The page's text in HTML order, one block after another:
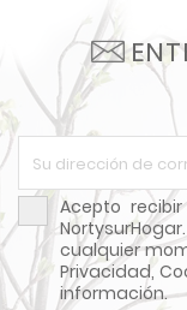
Acepto
cualquier
Privacidad,
información.